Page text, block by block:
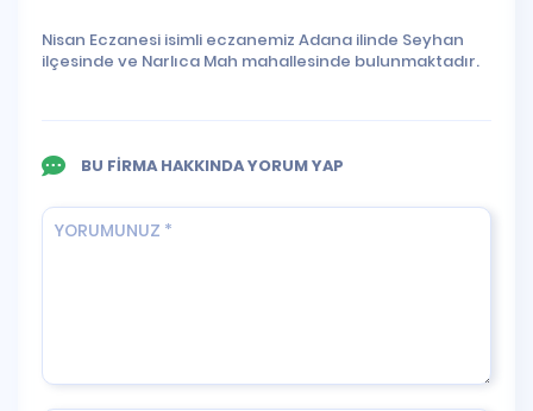
Nisan Eczanesi isimli eczanemiz Adana ilinde Seyhan
ilçesinde ve Narlıca Mah mahallesinde bulunmaktadır.
BU FİRMA HAKKINDA YORUM YAP